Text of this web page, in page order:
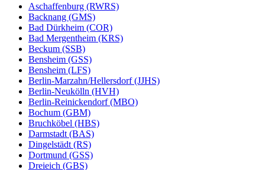
Aschaffenburg (RWRS)
Backnang (GMS)
Bad Dürkheim (COR)
Bad Mergentheim (KRS)
Beckum (SSB)
Bensheim (GSS)
Bensheim (LFS)
Berlin-Marzahn/Hellersdorf (JJHS)
Berlin-Neukölln (HVH)
Berlin-Reinickendorf (MBO)
Bochum (GBM)
Bruchköbel (HBS)
Darmstadt (BAS)
Dingelstädt (RS)
Dortmund (GSS)
Dreieich (GBS)